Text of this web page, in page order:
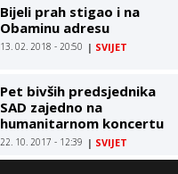
Bijeli prah stigao i na
Obaminu adresu
13. 02. 2018 - 20:50 | SVIJET
Pet bivših predsjednika
SAD zajedno na
humanitarnom koncertu
22. 10. 2017 - 12:39 | SVIJET